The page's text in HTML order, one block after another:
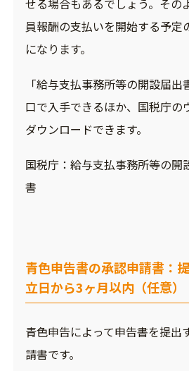
せる場合もあるでしょう。その
員報酬の支払いを開始する予定
になります。
「給与支払事務所等の開設届
口で入手できるほか、国税庁の
ダウンロードできます。
国税庁： 給与支払事務所等の開
書
青色申告書の承認申請書：
立日から3ヶ月以内（任意）
青色申告によって申告書を提出
請書です。